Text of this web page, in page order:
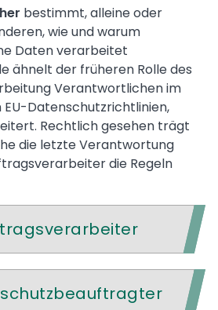
bestimmt, alleine oder
wie und warum
Daten verarbeitet
ähnelt der früheren Rolle des
Verantwortlichen im
Datenschutzrichtlinien,
Rechtlich gesehen trägt
die letzte Verantwortung
die Regeln